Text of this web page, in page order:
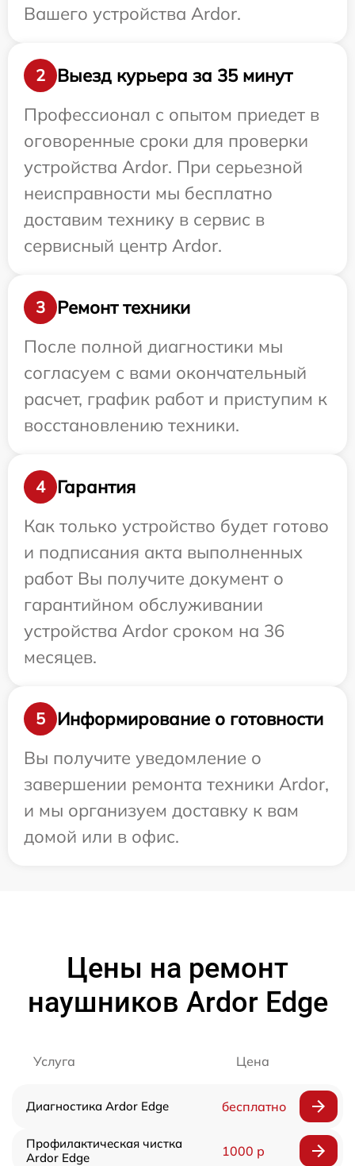
Вашего устройства Ardor.
2
Выезд курьера за 35 минут
Профессионал с опытом приедет в
оговоренные сроки для проверки
устройства Ardor. При серьезной
неисправности мы бесплатно
доставим технику в сервис в
сервисный центр Ardor.
3
Ремонт техники
После полной диагностики мы
согласуем с вами окончательный
расчет, график работ и приступим к
восстановлению техники.
4
Гарантия
Как только устройство будет готово
и подписания акта выполненных
работ Вы получите документ о
гарантийном обслуживании
устройства Ardor сроком на 36
месяцев.
5
Информирование о готовности
Вы получите уведомление о
завершении ремонта техники Ardor,
и мы организуем доставку к вам
домой или в офис.
Цены на ремонт
наушников Ardor Edge
Услуга Цена
Диагностика Ardor Edge бесплатно
Профилактическая чистка
Ardor Edge
1000 р